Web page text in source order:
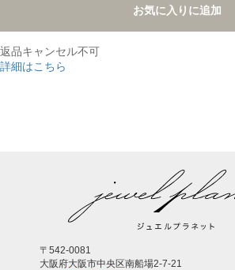
お気に入りに追加
返品キャンセル不可
詳細はこちら
〒542-0081
大阪府大阪市中央区南船場2-7-21